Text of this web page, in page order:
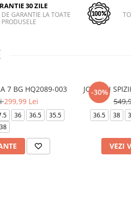
30 ZILE
DE GARANTIE LA TOATE
PRODUSELE
7 BG HQ2089-003
299,99 Lei
36 36.5
35.5
38
-30%
JORDAN
36.5 38
VEZI